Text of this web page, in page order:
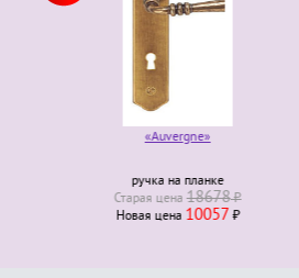
«Auvergne»
ручка на планке
Старая ценa 18678₽
Новая ценa 10057₽